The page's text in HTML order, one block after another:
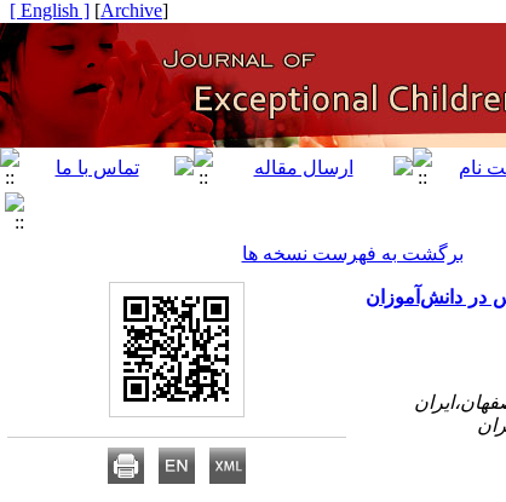
[
Archive
]
[ English ]
برگشت به فهرست نسخه ها
در دانش‌آموزان